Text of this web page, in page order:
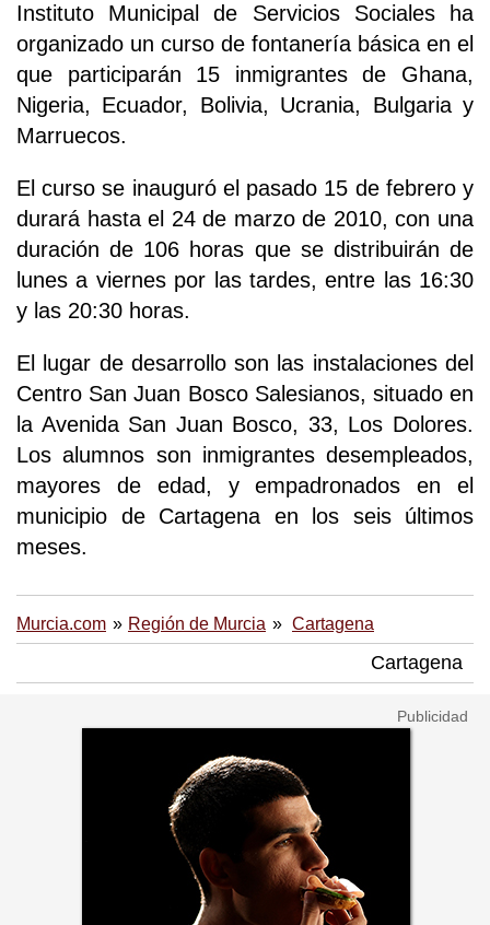
Instituto Municipal de Servicios Sociales ha
organizado un curso de fontanería básica en el
que participarán 15 inmigrantes de Ghana,
Nigeria, Ecuador, Bolivia, Ucrania, Bulgaria y
Marruecos.
El curso se inauguró el pasado 15 de febrero y
durará hasta el 24 de marzo de 2010, con una
duración de 106 horas que se distribuirán de
lunes a viernes por las tardes, entre las 16:30
y las 20:30 horas.
El lugar de desarrollo son las instalaciones del
Centro San Juan Bosco Salesianos, situado en
la Avenida San Juan Bosco, 33, Los Dolores.
Los alumnos son inmigrantes desempleados,
mayores de edad, y empadronados en el
municipio de Cartagena en los seis últimos
meses.
Murcia.com Región de Murcia Cartagena
Cartagena